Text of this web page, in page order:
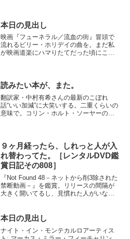
てましたが、材料は有り物だ...
本日の見出し
映画『フューネラル／流血の街』冒頭で
流れるビリー・ホリデイの曲を。まだ私
が映画道楽にハマりたてだった頃にこの
す。
読みたい本が、また。
翻訳家・中村有希さんの最新のこぼれ
話“いい加減”に大笑いする。二重くらいの
意味で。コリン・ホルト・ソーヤーの作
ントは別にもあるのです...
９ヶ月経ったら、しれっと人が入
れ替わってた。［レンタルDVD鑑
賞日記その808］
『Not Found 48－ネットから削3除された
禁断動画－』を鑑賞。リリースの間隔が
大きく開いてるし、見慣れた人がいなく
本日の見出し
ナイト・イン・モンテカルロアーティス